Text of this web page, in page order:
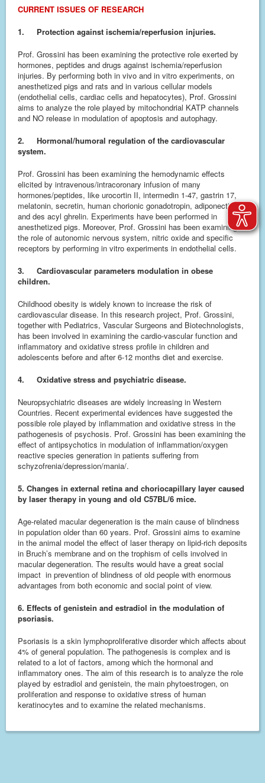
CURRENT ISSUES OF RESEARCH
1.
Protection against ischemia/reperfusion injuries.
Prof. Grossini has been examining the protective role exerted by
hormones, peptides and drugs against ischemia/reperfusion
injuries. By performing both in vivo and in vitro experiments, on
anesthetized pigs and rats and in various cellular models
(endothelial cells, cardiac cells and hepatocytes), Prof. Grossini
aims to analyze the role played by mitochondrial KATP channels
and NO release in modulation of apoptosis and autophagy.
2.
Hormonal/humoral regulation of the cardiovascular
system.
Prof. Grossini has been examining the hemodynamic effects
elicited by intravenous/intracoronary infusion of many
hormones/peptides, like urocortin II, intermedin 1-47, gastrin 17,
melatonin, secretin, human chorionic gonadotropin, adiponectin
and des acyl ghrelin. Experiments have been performed in
anesthetized pigs. Moreover, Prof. Grossini has been examining
the role of autonomic nervous system, nitric oxide and specific
receptors by performing in vitro experiments in endothelial cells.
3.
Cardiovascular parameters modulation in obese
children.
Childhood obesity is widely known to increase the risk of
cardiovascular disease. In this research project, Prof. Grossini,
together with Pediatrics, Vascular Surgeons and Biotechnologists,
has been involved in examining the cardio-vascular function and
inflammatory and oxidative stress profile in children and
adolescents before and after 6-12 months diet and exercise.
4.
Oxidative stress and psychiatric disease.
Neuropsychiatric diseases are widely increasing in Western
Countries. Recent experimental evidences have suggested the
possible role played by inflammation and oxidative stress in the
pathogenesis of psychosis. Prof. Grossini has been examining the
effect of antipsychotics in modulation of inflammation/oxygen
reactive species generation in patients suffering from
schyzofrenia/depression/mania/.
5. Changes in external retina and choriocapillary layer caused
by laser therapy in young and old C57BL/6 mice.
Age-related macular degeneration is the main cause of blindness
in population older than 60 years. Prof. Grossini aims to examine
in the animal model the effect of laser therapy on lipid-rich deposits
in Bruch’s membrane and on the trophism of cells involved in
macular degeneration. The results would have a great social
impact in prevention of blindness of old people with enormous
advantages from both economic and social point of view.
6. Effects of genistein and estradiol in the modulation of
psoriasis.
Psoriasis is a skin lymphoproliferative disorder which affects about
4% of general population. The pathogenesis is complex and is
related to a lot of factors, among which the hormonal and
inflammatory ones. The aim of this research is to analyze the role
played by estradiol and genistein, the main phytoestrogen, on
proliferation and response to oxidative stress of human
keratinocytes and to examine the related mechanisms.